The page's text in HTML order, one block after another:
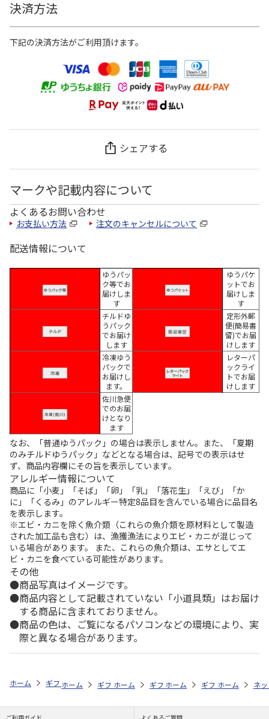
決済方法
下記の決済方法がご利用頂けます。
シェアする
マークや記載内容について
よくあるお問い合わせ
お支払い方法 注文のキャンセルについて
配送情報について
ゆうパッ
ク等でお
届けしま
す
ゆうパケ
ットでお
届けしま
す
チルドゆ
うパック
でお届け
します
定形外郵
便(簡易書
留)でお届
けします
冷凍ゆう
パックで
お届けし
ます。
レターパ
ックライ
トでお届
けします
佐川急便
でのお届
けとなり
ます
なお、「普通ゆうパック」の場合は表示しません。また、「夏期
のみチルドゆうパック」などとなる場合は、記号での表示はせ
ず、商品内容欄にその旨を表示しています。
アレルギー情報について
商品に「小麦」「そば」「卵」「乳」「落花生」「えび」「か
に」「くるみ」のアレルギー特定8品目を含んでいる場合に品目名
を表示します。
※エビ・カニを除く魚介類（これらの魚介類を原材料として製造
された加工品も含む）は、漁獲漁法によりエビ・カニが混じって
いる場合があります。 また、これらの魚介類は、エサとしてエ
ビ・カニを食べている可能性があります。
その他
商品写真はイメージです。
商品内容として記載されていない「小道具類」はお届け
する商品に含まれておりません。
商品の色は、ご覧になるパソコンなどの環境により、実
際と異なる場合があります。
ホーム ギフトストア お中元・夏ギフト特集 2026 ドリンク ＜
ホーム ギフトストア お中元・夏ギフト特集 2026
ホーム ギフトストア お中元・夏ギフト
ホーム ギフトストア お
ホーム ネ